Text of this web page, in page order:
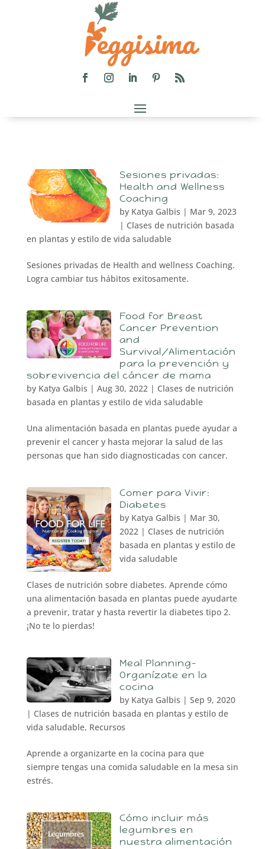
Sesiones privadas:
Health and Wellness
Coaching
by Katya Galbis | Mar 9, 2023
| Clases de nutrición basada
en plantas y estilo de vida saludable
Sesiones privadas de Health and wellness Coaching.
Logra cambiar tus hábitos exitosamente.
Food for Breast
Cancer Prevention
and
Survival/Alimentación
para la prevención y
sobrevivencia del cáncer de mama
by Katya Galbis | Aug 30, 2022| Clases de nutrición
basada en plantas y estilo de vida saludable
Una alimentación basada en plantas puede ayudar a
prevenir el cancer y hasta mejorar la salud de las
personas que han sido diagnosticadas con cancer.
Comer para Vivir:
Diabetes
by Katya Galbis | Mar 30,
2022 | Clases de nutrición
basada en plantas y estilo de
vida saludable
Clases de nutrición sobre diabetes. Aprende cómo
una alimentación basada en plantas puede ayudarte
a prevenir, tratar y hasta revertir la diabetes tipo 2.
¡No te lo pierdas!
Meal Planning-
Organízate en la
cocina
by Katya Galbis |Sep 9, 2020
| Clases de nutrición basada en plantas y estilo de
vida saludable, Recursos
Aprende a organizarte en la cocina para que
siempre tengas una comida saludable en la mesa sin
estrés.
Cómo incluir más
legumbres en
nuestra alimentación